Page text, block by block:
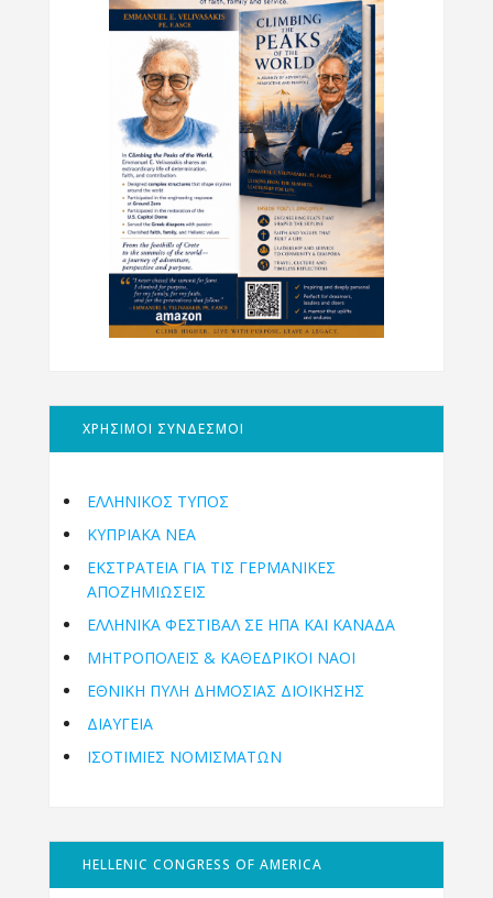
ΧΡΗΣΙΜΟΙ ΣΥΝΔΕΣΜΟΙ
ΕΛΛΗΝΙΚΟΣ ΤΥΠΟΣ
ΚΥΠΡΙΑΚΑ ΝΕΑ
ΕΚΣΤΡΑΤΕΙΑ ΓΙΑ ΤΙΣ ΓΕΡΜΑΝΙΚΕΣ
ΑΠΟΖΗΜΙΩΣΕΙΣ
ΕΛΛΗΝΙΚΆ ΦΕΣΤΙΒΆΛ ΣΕ ΗΠΑ ΚΑΙ ΚΑΝΑΔΑ
ΜΗΤΡΟΠΌΛΕΙΣ & ΚΑΘΕΔΡΙΚΟΊ ΝΑΟΊ
ΕΘΝΙΚΉ ΠΎΛΗ ΔΗΜΌΣΙΑΣ ΔΙΟΊΚΗΣΗΣ
ΔΙΑΥΓΕΙΑ
ΙΣΟΤΙΜΙΕΣ ΝΟΜΙΣΜΑΤΩΝ
HELLENIC CONGRESS OF AMERICA